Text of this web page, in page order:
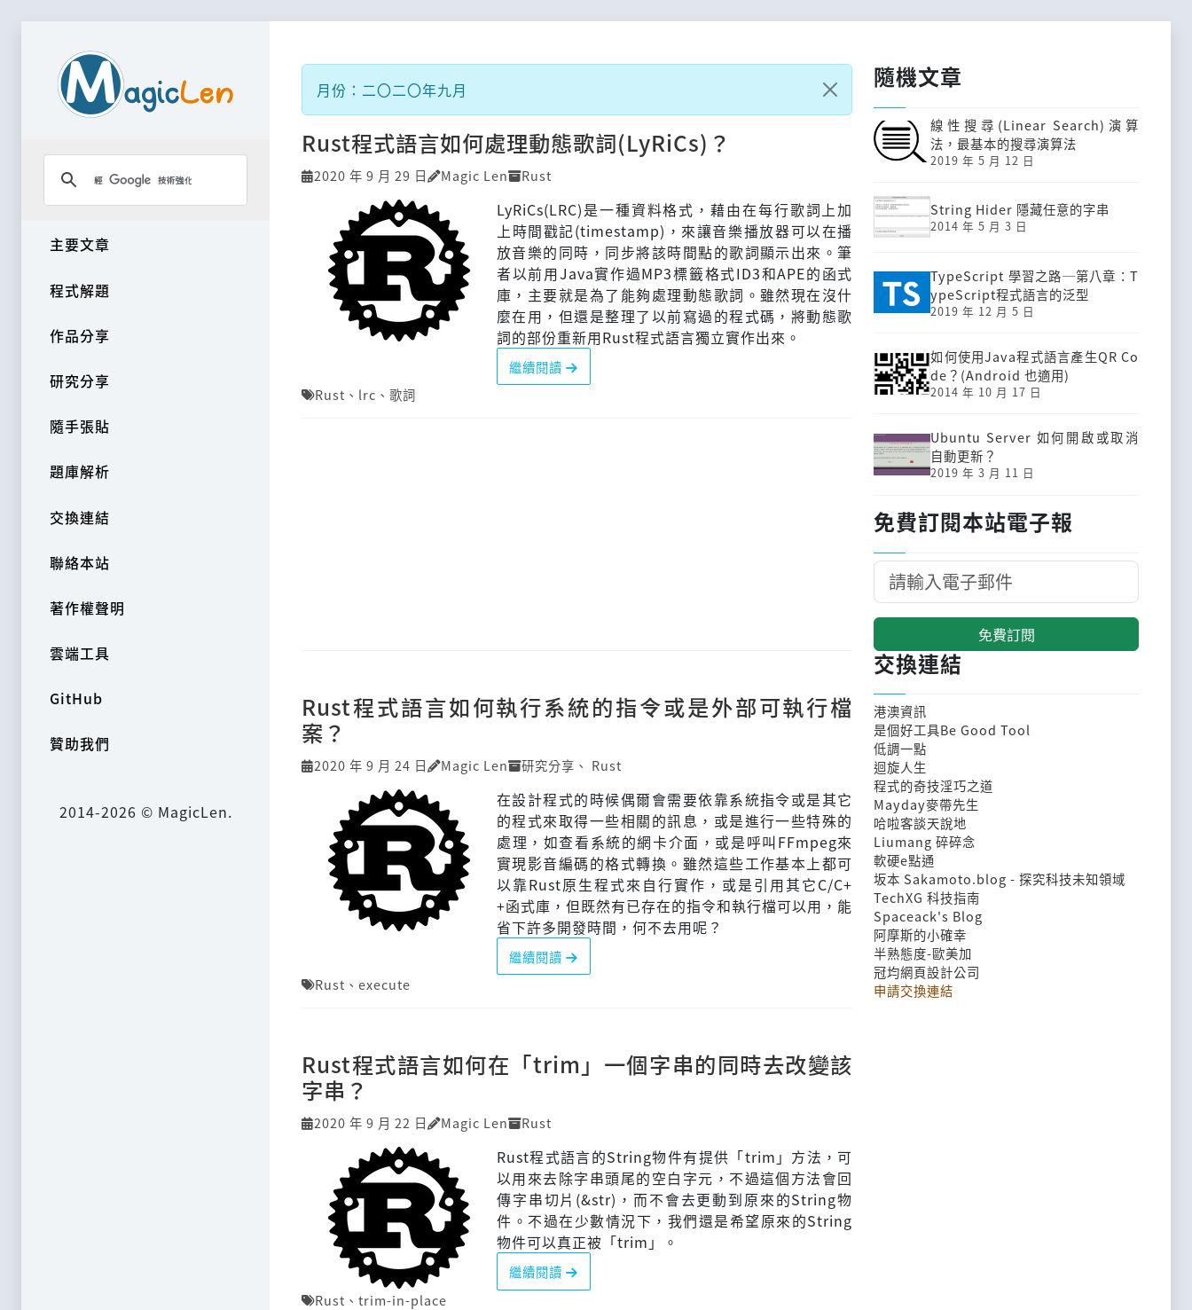
主要文章
程式解題
作品分享
研究分享
隨手張貼
題庫解析
交換連結
聯絡本站
著作權聲明
雲端工具
GitHub
贊助我們
2014-2026 © MagicLen.
月份：二〇二〇年九月
Rust程式語言如何處理動態歌詞(LyRiCs)？
2020 年 9 月 29 日 Magic Len Rust
LyRiCs(LRC)是一種資料格式，藉由在每行歌詞上加
上時間戳記(timestamp)，來讓音樂播放器可以在播
放音樂的同時，同步將該時間點的歌詞顯示出來。筆
者以前用Java實作過MP3標籤格式ID3和APE的函式
庫，主要就是為了能夠處理動態歌詞。雖然現在沒什
麼在用，但還是整理了以前寫過的程式碼，將動態歌
詞的部份重新用Rust程式語言獨立實作出來。
繼續閱讀
Rust 、 lrc 、 歌詞
Rust程式語言如何執行系統的指令或是外部可執行檔
案？
2020 年 9 月 24 日 Magic Len 研究分享 、 Rust
在設計程式的時候偶爾會需要依靠系統指令或是其它
的程式來取得一些相關的訊息，或是進行一些特殊的
處理，如查看系統的網卡介面，或是呼叫FFmpeg來
實現影音編碼的格式轉換。雖然這些工作基本上都可
以靠Rust原生程式來自行實作，或是引用其它C/C+
+函式庫，但既然有已存在的指令和執行檔可以用，能
省下許多開發時間，何不去用呢？
繼續閱讀
Rust 、 execute
Rust程式語言如何在「trim」一個字串的同時去改變該
字串？
2020 年 9 月 22 日 Magic Len Rust
Rust程式語言的String物件有提供「trim」方法，可
以用來去除字串頭尾的空白字元，不過這個方法會回
傳字串切片(&str)，而不會去更動到原來的String物
件。不過在少數情況下，我們還是希望原來的String
物件可以真正被「trim」。
繼續閱讀
Rust 、 trim-in-place
隨機文章
線性搜尋(Linear Search)演算
法，最基本的搜尋演算法
2019 年 5 月 12 日
String Hider 隱藏任意的字串
2014 年 5 月 3 日
TypeScript 學習之路─第八章：T
ypeScript程式語言的泛型
2019 年 12 月 5 日
如何使用Java程式語言產生QR Co
de？(Android 也適用)
2014 年 10 月 17 日
Ubuntu Server 如何開啟或取消
自動更新？
2019 年 3 月 11 日
免費訂閱本站電子報
免費訂閱
交換連結
港澳資訊
是個好工具Be Good Tool
低調一點
迴旋人生
程式的奇技淫巧之道
Mayday麥帶先生
哈啦客談天說地
Liumang 碎碎念
軟硬e點通
坂本 Sakamoto.blog - 探究科技未知領域
TechXG 科技指南
Spaceack's Blog
阿摩斯的小確幸
半熟態度-歐美加
冠均網頁設計公司
申請交換連結